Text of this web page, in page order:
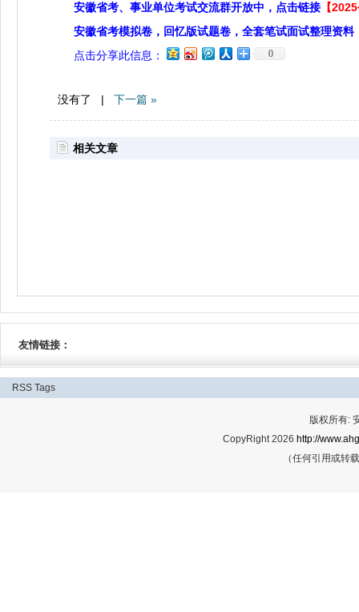
安徽省考、事业单位考试交流群开放中，点击链接 【
安徽省考模拟卷，回忆版试题卷，全套笔试面试整理资料
点击分享此信息：
0
没有了 | 下一篇 »
相关文章
友情链接：
RSS Tags
版权所有:
CopyRight 2026 http://
（任何引用或转